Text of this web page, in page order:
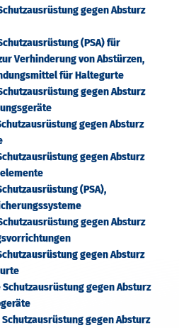
gegen Absturz
(PSA) für
Verhinderung von Abstürzen,
für Haltegurte
gegen Absturz
gegen Absturz
gegen Absturz
(PSA),
gegen Absturz
gegen Absturz
Schutzausrüstung gegen Absturz
Schutzausrüstung gegen Absturz